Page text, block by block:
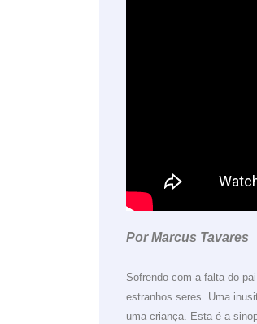
Por Marcus Tavares
Sofrendo com a falta do
estranhos seres. Uma
uma criança. Esta é a